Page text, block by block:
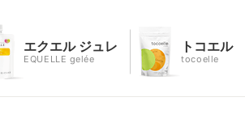
エクエル ジュレ
EQUELLE gelée
トコエル
tocoelle